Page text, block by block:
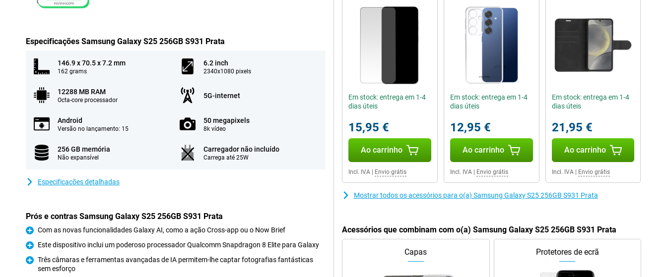
Especificações Samsung Galaxy S25 256GB S931 Prata
146.9 x 70.5 x 7.2 mm
162 grams
6.2 inch
2340x1080 pixels
12288 MB RAM
Octa-core processador
5G-internet
Android
Versão no lançamento: 15
50 megapixels
8k vídeo
256 GB memória
Não expansível
Carregador não incluído
Carrega até 25W
Especificações detalhadas
Prós e contras Samsung Galaxy S25 256GB S931 Prata
Prós
Com as novas funcionalidades Galaxy AI, como a ação Cross-app ou o Now Brief
Prós
Este dispositivo inclui um poderoso processador Qualcomm Snapdragon 8 Elite para Galaxy
Prós
Três câmaras e ferramentas avançadas de IA permitem-lhe captar fotografias fantásticas
sem esforço
Em stock: entrega em 1-4
dias úteis
15,95 €
Ao carrinho
Incl. IVA Envio grátis
Em stock: entrega em 1-4
dias úteis
12,95 €
Ao carrinho
Incl. IVA| Envio grátis
Em stock: entrega em 1-4
dias úteis
21,95 €
Ao carrinho
Incl. IVA| Envio grátis
Mostrar todos os acessórios para o(a) Samsung Galaxy S25 256GB S931 Prata
Acessórios que combinam com o(a) Samsung Galaxy S25 256GB S931 Prata
Capas Protetores de ecrã